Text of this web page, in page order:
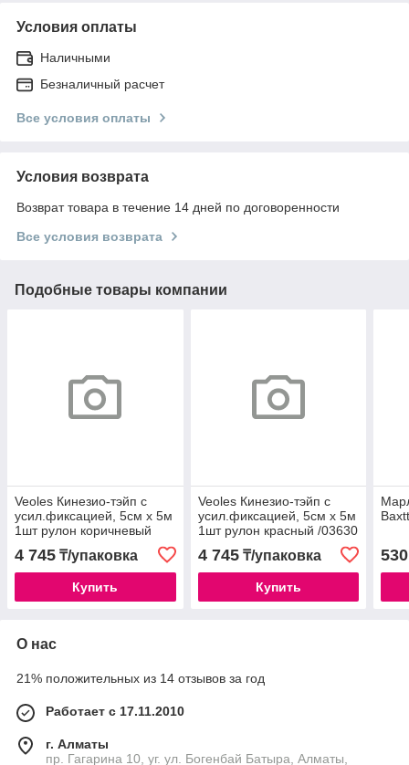
Условия оплаты
Наличными
Безналичный расчет
Все условия оплаты
Условия возврата
Возврат товара в течение 14 дней по договоренности
Все условия возврата
Подобные товары компании
Veoles Кинезио-тэйп с
усил.фиксацией, 5см х 5м
1шт рулон коричневый
4 745 ₸/упаковка
Купить
Veoles Кинезио-тэйп с
усил.фиксацией, 5см х 5м
1шт рулон красный /03630
4 745₸/упаковка
Купить
530
О нас
21% положительных из 14 отзывов за год
Работает с 17.11.2010
г. Алматы
пр. Гагарина 10, уг. ул. Богенбай Батыра, Алматы,